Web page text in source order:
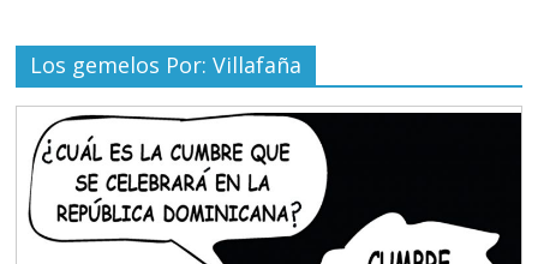
Los gemelos Por: Villafaña